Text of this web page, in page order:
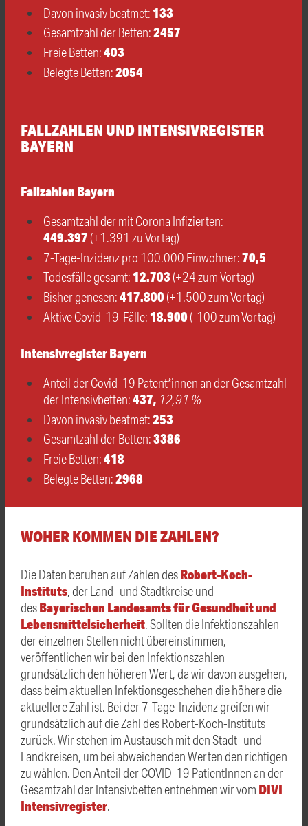
Davon invasiv beatmet:133
Gesamtzahl der Betten:2457
Freie Betten:403
Belegte Betten:2054
FALLZAHLEN UND INTENSIVREGISTER
BAYERN
Fallzahlen Bayern
Gesamtzahl der mit Corona Infizierten:
449.397 (+1.391 zu Vortag)
7-Tage-Inzidenz pro 100.000 Einwohner:70,5
Todesfälle gesamt:12.703 (+24 zum Vortag)
Bisher genesen:417.800(+1.500 zum Vortag)
Aktive Covid-19-Fälle:18.900(-100 zum Vortag)
Intensivregister Bayern
Anteil der Covid-19 Patent*innen an der Gesamtzahl
der Intensivbetten:437, 12,91 %
Davon invasiv beatmet:253
Gesamtzahl der Betten:3386
Freie Betten:418
Belegte Betten:2968
WOHER KOMMEN DIE ZAHLEN?
Die Daten beruhen auf Zahlen desRobert-Koch-
Instituts, der Land- und Stadtkreise und
desBayerischen Landesamts für Gesundheit und
Lebensmittelsicherheit. Sollten die Infektionszahlen
der einzelnen Stellen nicht übereinstimmen,
veröffentlichen wir bei den Infektionszahlen
grundsätzlich den höheren Wert, da wir davon ausgehen,
dass beim aktuellen Infektionsgeschehen die höhere die
aktuellere Zahl ist. Bei der 7-Tage-Inzidenz greifen wir
grundsätzlich auf die Zahl des Robert-Koch-Instituts
zurück. Wir stehen im Austausch mit den Stadt- und
Landkreisen, um bei abweichenden Werten den richtigen
zu wählen. DenAnteil der COVID-19 PatientInnen an der
Gesamtzahl der Intensivbetten entnehmen wir vom DIVI
Intensivregister.